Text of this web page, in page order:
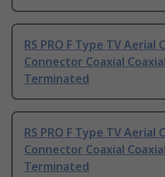
RS PRO F Type TV Aerial
Connector Coaxial
Terminated
RS PRO F Type TV Aerial
Connector Coaxial
Terminated